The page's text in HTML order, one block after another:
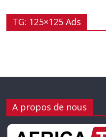
TG: 125×125 Ads
A propos de nous